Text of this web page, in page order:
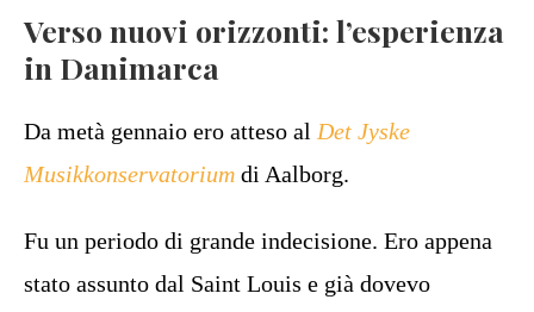
Verso nuovi orizzonti: l’esperienza
in Danimarca
Da metà gennaio ero atteso al Det Jyske
Musikkonservatorium di Aalborg.
Fu un periodo di grande indecisione. Ero appena
stato assunto dal Saint Louis e già dovevo